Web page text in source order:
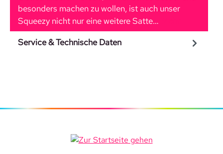
besonders machen zu wollen, ist auch unser
Squeezy nicht nur eine weitere Satte…
Service & Technische Daten